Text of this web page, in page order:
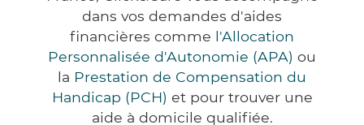
dans vos demandes d'aides
financières comme l'Allocation
Personnalisée d'Autonomie (APA) ou
la Prestation de Compensation du
Handicap (PCH) et pour trouver une
aide à domicile qualifiée.